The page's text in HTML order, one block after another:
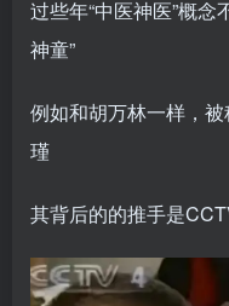
过些年“中医神医”概
神童”
例如和胡万林一样，被
瑾
其背后的的推手是